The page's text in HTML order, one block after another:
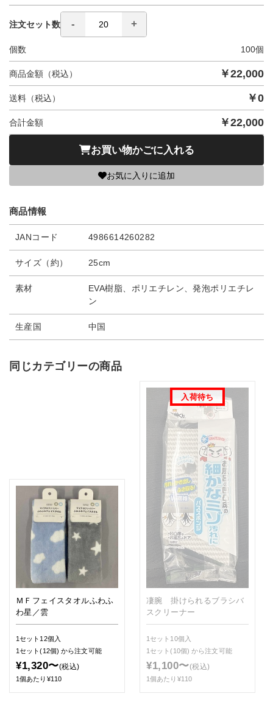
注文セット数
個数 100個
商品金額（税込） ￥22,000
送料（税込） ￥0
合計金額 ￥22,000
お買い物かごに入れる
お気に入りに追加
商品情報
JANコード 4986614260282
サイズ（約） 25cm
素材
EVA樹脂、ポリエチレン、発泡ポリエチレ
ン
生産国 中国
同じカテゴリーの商品
ＭＦフェイスタオルふわふ
わ星／雲
1セット12個入
1セット(12個)から注文可能
¥1,320〜(税込)
1個あたり¥110
凄腕 掛けられるブラシバ
スクリーナー
1セット10個入
1セット(10個)から注文可能
¥1,100〜(税込)
1個あたり¥110